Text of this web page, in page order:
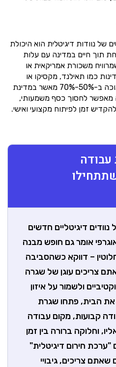
של נוודות דיגיטלית הוא היכולת
תוך חיים במדינה עם עלות
משכורת אמריקאית או
כמו תאילנד, מקסיקו או
פורטוגל, כשעלות החיים שלו נמוכה ב-50%-70% מאשר במדינת
מאפשר לחסוך כסף משמעותי,
זמן לפיתוח מקצועי ואישי.
דיגיטליים חדשים
אומר גם חופש מבנה
– דווקא כשהסביבה
צריכים עוגן של שגרה
ולשמור על איזון
את הבית, פתחו שגרת
קבועות, מקום עבודה
וחלוקה ברורה בין זמן
"ערכת חירום דיגיטלית"
שאתם צריכים, גיבויי